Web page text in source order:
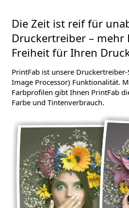
Die Zeit ist reif für
Druckertreiber – mehr
Freiheit für Ihren
PrintFab ist unsere
Image Processor) Funktionalität.
Farbprofilen gibt Ihnen PrintFab
Farbe und Tintenverbrauch.